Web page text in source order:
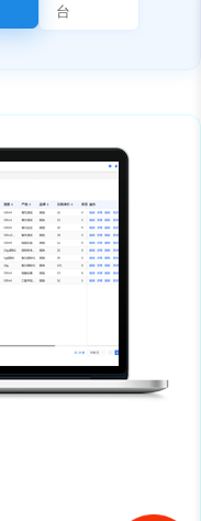
台